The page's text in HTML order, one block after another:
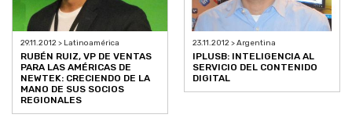
29.11.2012 > Latinoamérica
RUBÉN RUIZ, VP DE VENTAS
PARA LAS AMÉRICAS DE
NEWTEK: CRECIENDO DE LA
MANO DE SUS SOCIOS
REGIONALES
23.11.2012 > Argentina
IPLUSB: INTELIGENCIA AL
SERVICIO DEL CONTENIDO
DIGITAL